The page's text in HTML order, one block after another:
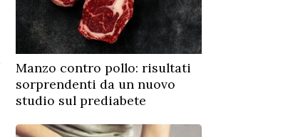
Manzo contro pollo: risultati
sorprendenti da un nuovo
studio sul prediabete